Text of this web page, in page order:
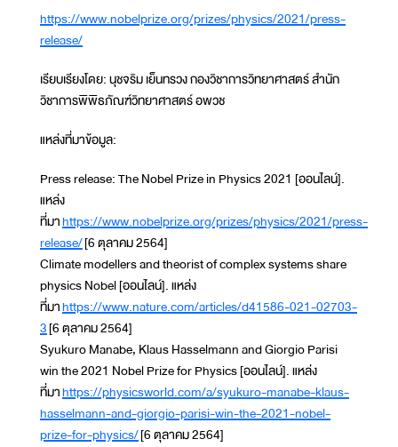
https://www.nobelprize.org/prizes/physics/2021/press-
release/
เรียบเรียงโดย: นุชจริม เย็นทรวง กองวิชาการวิทยาศาสตร์ สำนัก
วิชาการพิพิธภัณฑ์วิทยาศาสตร์ อพวช
แหล่งที่มาข้อมูล:
Press release: The Nobel Prize in Physics 2021 [ออนไลน์].
แหล่ง
ที่มาhttps://www.nobelprize.org/prizes/physics/2021/press-
release/[6 ตุลาคม 2564]
Climate modellers and theorist of complex systems share
physics Nobel [ออนไลน์]. แหล่ง
ที่มาhttps://www.nature.com/articles/d41586-021-02703-
3[6 ตุลาคม 2564]
Syukuro Manabe, Klaus Hasselmann and Giorgio Parisi
win the 2021 Nobel Prize for Physics [ออนไลน์]. แหล่ง
ที่มาhttps://physicsworld.com/a/syukuro-manabe-klaus-
hasselmann-and-giorgio-parisi-win-the-2021-nobel-
prize-for-physics/[6 ตุลาคม 2564]